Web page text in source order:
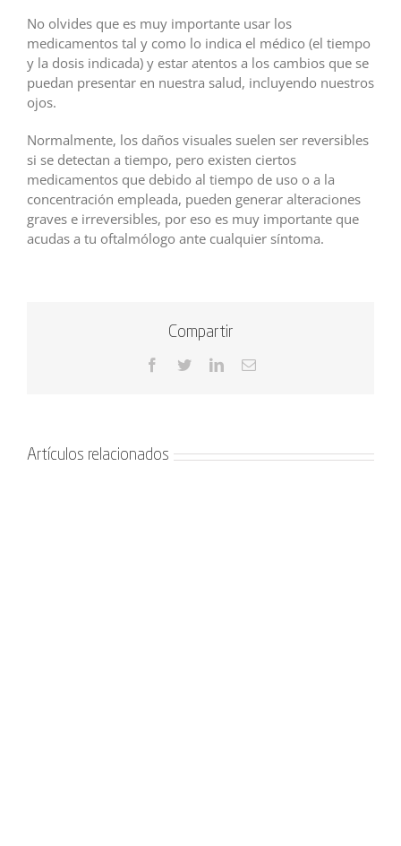
No olvides que es muy importante usar los
medicamentos tal y como lo indica el médico (el tiempo
y la dosis indicada) y estar atentos a los cambios que se
puedan presentar en nuestra salud, incluyendo nuestros
ojos.
Normalmente, los daños visuales suelen ser reversibles
si se detectan a tiempo, pero existen ciertos
medicamentos que debido al tiempo de uso o a la
concentración empleada, pueden generar alteraciones
graves e irreversibles, por eso es muy importante que
acudas a tu oftalmólogo ante cualquier síntoma.
Compartir
Facebook
TwitterLinkedInCorreo
Artículos relacionados